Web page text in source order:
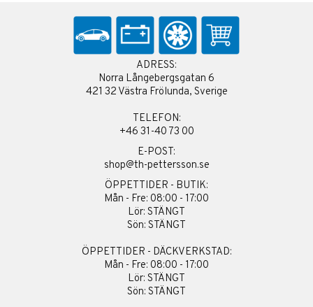
ADRESS:
Norra Långebergsgatan 6
421 32 Västra Frölunda, Sverige
TELEFON:
+46 31-40 73 00
E-POST:
shop@th-pettersson.se
ÖPPETTIDER - BUTIK:
Mån - Fre: 08:00 - 17:00
Lör: STÄNGT
Sön: STÄNGT
ÖPPETTIDER - DÄCKVERKSTAD:
Mån - Fre: 08:00 - 17:00
Lör: STÄNGT
Sön: STÄNGT